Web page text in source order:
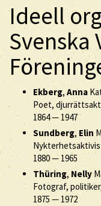
Ideell
Svenska
Ekberg, Anna
Poet,
1864— 1947
Sundberg,Elin
1880— 1965
Thüring,Nelly
Fotograf,
1875— 1972